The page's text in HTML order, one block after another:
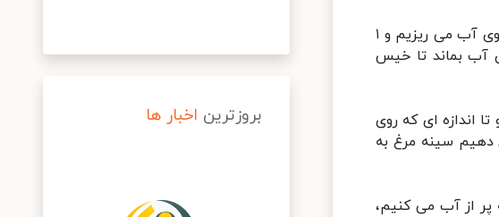
* برای تهیه ته چین شوید باقلا با مرغ مجلسی ابتدای کار برنج را می شوییم، سپس درون یک کاسه حاوی آب می ریزیم و ۱
سپس اجازه می دهیم برنج به مدت ۱ تا ۲ ساعت درون آب بماند تا خیس
اندازه ای که روی
دهیم سینه مرغ به
پر از آب می کنیم،
بروزترین اخبار ها